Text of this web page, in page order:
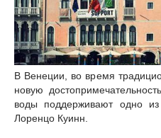
В Венеции, во время
новую
воды поддерживают одно
Лоренцо Куинн.